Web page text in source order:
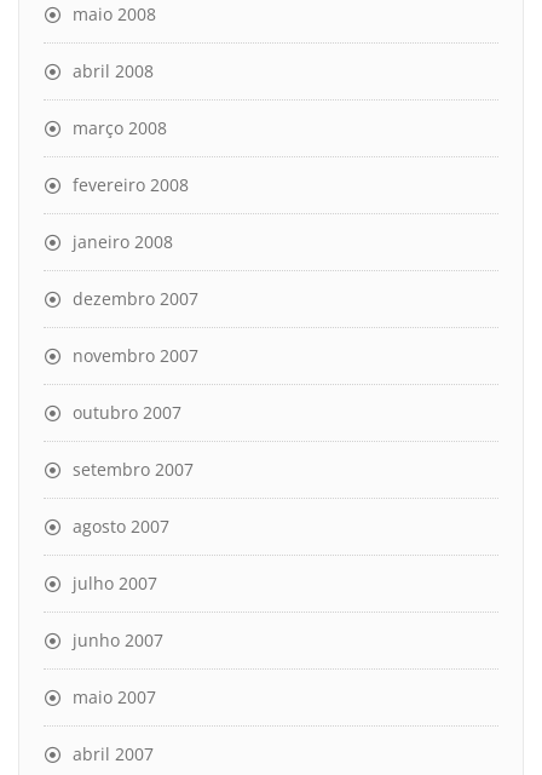
maio 2008
abril 2008
março 2008
fevereiro 2008
janeiro 2008
dezembro 2007
novembro 2007
outubro 2007
setembro 2007
agosto 2007
julho 2007
junho 2007
maio 2007
abril 2007